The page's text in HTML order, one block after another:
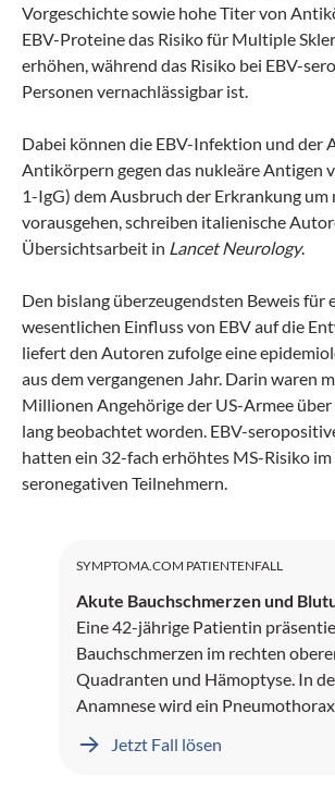
Vorgeschichte sowie hohe Titer von
EBV-Proteine das Risiko für Multiple
erhöhen, während das Risiko bei EBV-
Personen vernachlässigbar ist.
Dabei können die EBV-Infektion und der
Antikörpern gegen das nukleäre Antigen
1-IgG) dem Ausbruch der Erkrankung um
vorausgehen, schreiben italienische
Übersichtsarbeit in Lancet Neurology.
Den bislang überzeugendsten Beweis für
wesentlichen Einfluss von EBV auf die
liefert den ­Autoren zufolge eine
aus dem vergangenen Jahr. Darin waren
Millionen Angehörige der US-Armee
lang beobachtet worden. EBV-
hatten ein 32-fach erhöhtes MS-Risiko im
seronegativen Teilnehmern.
SYMPTOMA.COM PATIENTENFALL
Akute Bauchschmerzen und
Eine 42-jährige Patientin
Bauchschmerzen im rechten
Quadranten und Hämoptyse. In
Anamnese wird ein
Jetzt Fall lösen